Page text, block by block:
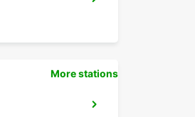
More stations